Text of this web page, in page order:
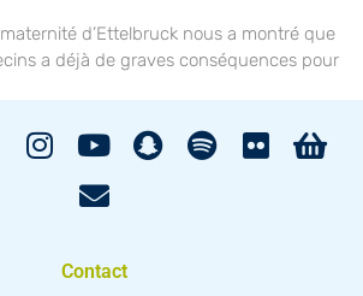
d’Ettelbruck nous a montré que
a déjà de graves conséquences pour
Contact